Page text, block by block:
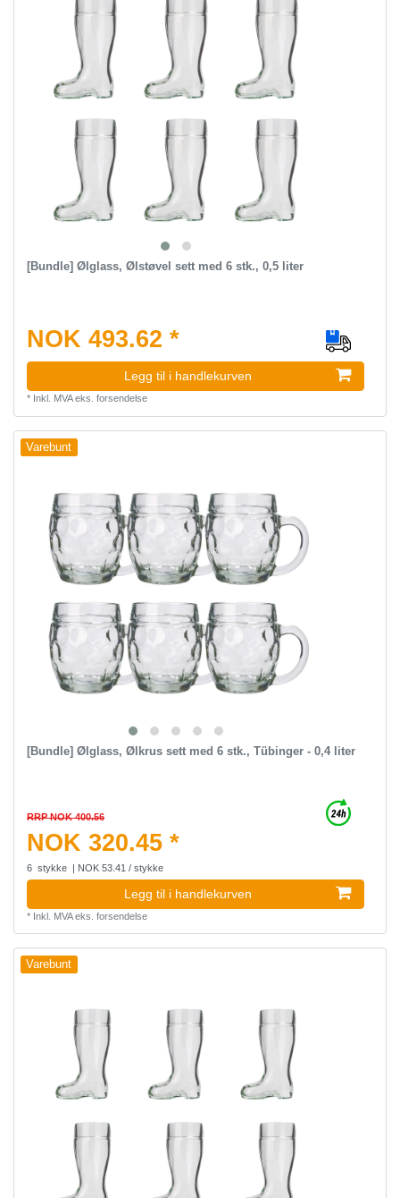
[Bundle] Ølglass, Ølstøvel sett med 6 stk., 0,5 liter
NOK 493.62 *
Legg til i handlekurven
* Inkl. MVAeks. forsendelse
Varebunt
[Bundle] Ølglass, Ølkrus sett med 6 stk., Tübinger - 0,4 liter
RRP NOK 400.56
NOK 320.45 *
6 stykke | NOK 53.41 / stykke
Legg til i handlekurven
* Inkl. MVAeks. forsendelse
Varebunt